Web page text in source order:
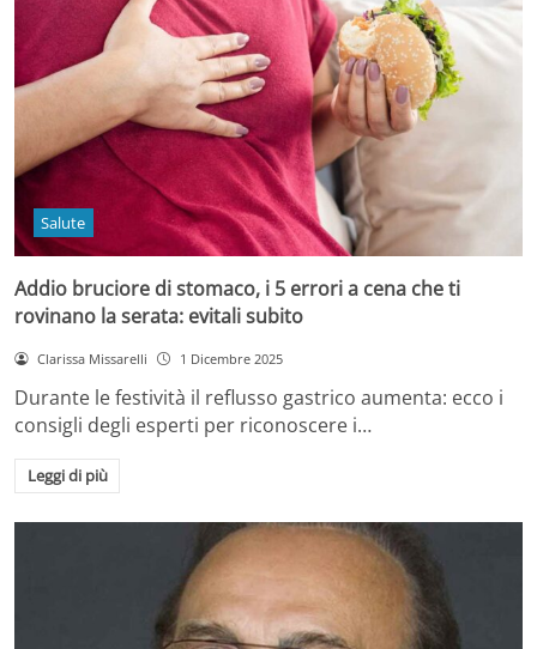
Salute
Addio bruciore di stomaco, i 5 errori a cena che ti
rovinano la serata: evitali subito
Clarissa Missarelli 1 Dicembre 2025
Durante le festività il reflusso gastrico aumenta: ecco i
consigli degli esperti per riconoscere i…
Leggi di più